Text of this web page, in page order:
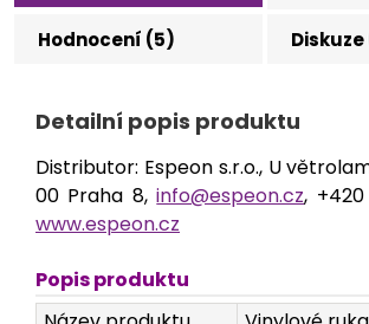
Hodnocení (5) Diskuze
Detailní popis produktu
Distributor: Espeon s.r.o., U
00 Praha 8,info@espeon.cz,
www.espeon.cz
Popis produktu